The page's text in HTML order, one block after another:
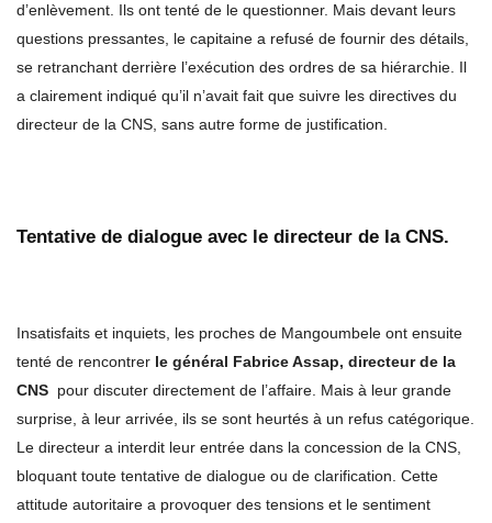
d’enlèvement. Ils ont tenté de le questionner. Mais devant leurs
questions pressantes, le capitaine a refusé de fournir des détails,
se retranchant derrière l’exécution des ordres de sa hiérarchie. Il
a clairement indiqué qu’il n’avait fait que suivre les directives du
directeur de la CNS, sans autre forme de justification.
Tentative de dialogue avec le directeur de la CNS.
Insatisfaits et inquiets, les proches de Mangoumbele ont ensuite
tenté de rencontrer le général Fabrice Assap, directeur de la
CNS pour discuter directement de l’affaire. Mais à leur grande
surprise, à leur arrivée, ils se sont heurtés à un refus catégorique.
Le directeur a interdit leur entrée dans la concession de la CNS,
bloquant toute tentative de dialogue ou de clarification. Cette
attitude autoritaire a provoquer des tensions et le sentiment